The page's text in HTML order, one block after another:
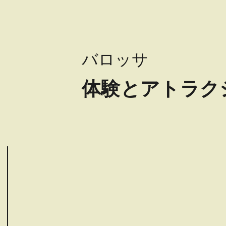
バロッサ
体験とアトラク